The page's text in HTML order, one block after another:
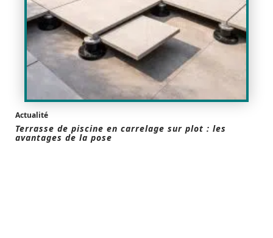
Actualité
Terrasse de piscine en carrelage sur plot : les
avantages de la pose